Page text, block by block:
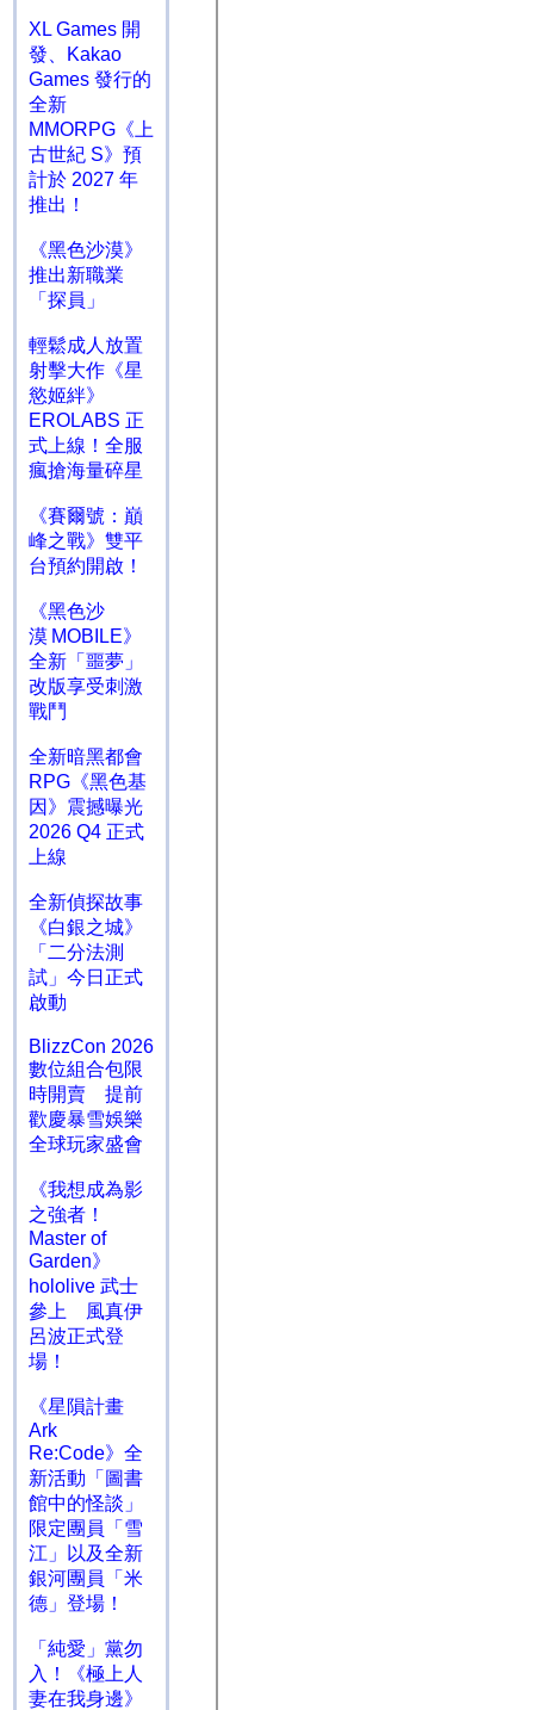
XL Games 開
發、Kakao
Games 發行的
全新
MMORPG《上
古世紀 S》預
計於 2027 年
推出！
《黑色沙漠》
推出新職業
「探員」
輕鬆成人放置
射擊大作《星
慾姬絆》
EROLABS 正
式上線！全服
瘋搶海量碎星
《賽爾號：巔
峰之戰》雙平
台預約開啟！
《黑色沙
漠 MOBILE》
全新「噩夢」
改版享受刺激
戰鬥
全新暗黑都會
RPG《黑色基
因》震撼曝光
2026 Q4 正式
上線
全新偵探故事
《白銀之城》
「二分法測
試」今日正式
啟動
BlizzCon 2026
數位組合包限
時開賣 提前
歡慶暴雪娛樂
全球玩家盛會
《我想成為影
之強者！
Master of
Garden》
hololive 武士
參上 風真伊
呂波正式登
場！
《星隕計畫
Ark
Re:Code》全
新活動「圖書
館中的怪談」
限定團員「雪
江」以及全新
銀河團員「米
德」登場！
「純愛」黨勿
入！《極上人
妻在我身邊》